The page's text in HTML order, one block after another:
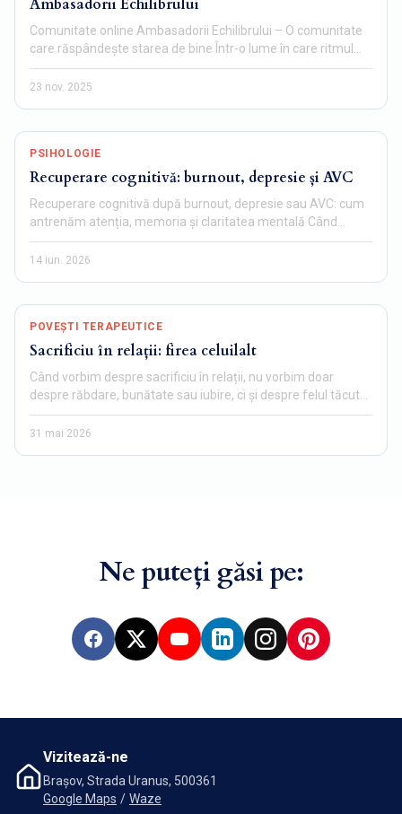
Ambasadorii Echilibrului
Comunitate online Ambasadorii Echilibrului – O comunitate
care răspândește starea de bine Într-o lume în care ritmul…
23 nov. 2025
PSIHOLOGIE
Recuperare cognitivă: burnout, depresie și AVC
Recuperare cognitivă după burnout, depresie sau AVC: cum
antrenăm atenția, memoria și claritatea mentală Când
mintea…
14 iun. 2026
POVEȘTI TERAPEUTICE
Sacrificiu în relații: firea celuilalt
Când vorbim despre sacrificiu în relații, nu vorbim doar
despre răbdare, bunătate sau iubire, ci și despre felul tăcut…
31 mai 2026
Ne puteți găsi pe:
Facebook
X YouTubeLinkedInInstagramPinterest
Vizitează-ne
Brașov, Strada Uranus, 500361
Google Maps / Waze